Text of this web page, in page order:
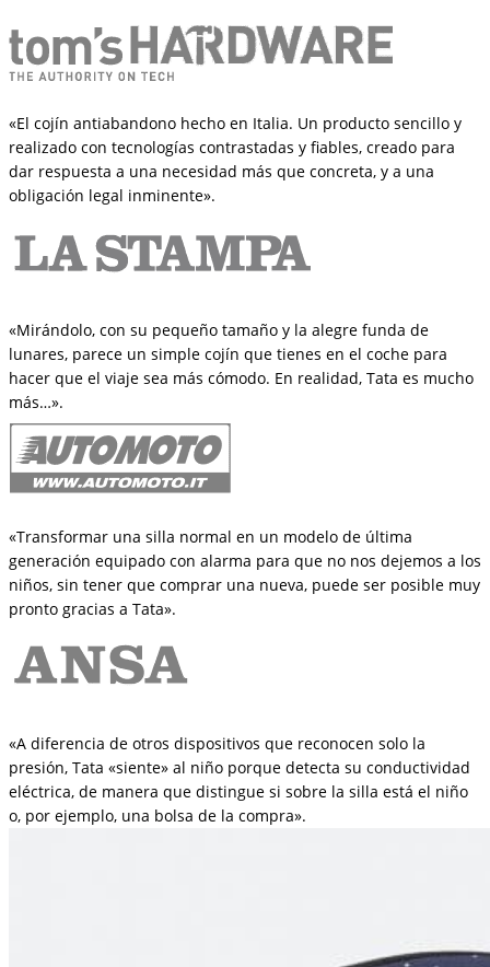
«El cojín antiabandono hecho en Italia. Un producto sencillo y
realizado con tecnologías contrastadas y fiables, creado para
dar respuesta a una necesidad más que concreta, y a una
obligación legal inminente».
«Mirándolo, con su pequeño tamaño y la alegre funda de
lunares, parece un simple cojín que tienes en el coche para
hacer que el viaje sea más cómodo. En realidad, Tata es mucho
más…».
«Transformar una silla normal en un modelo de última
generación equipado con alarma para que no nos dejemos a los
niños, sin tener que comprar una nueva, puede ser posible muy
pronto gracias a Tata».
«A diferencia de otros dispositivos que reconocen solo la
presión, Tata «siente» al niño porque detecta su conductividad
eléctrica, de manera que distingue si sobre la silla está el niño
o, por ejemplo, una bolsa de la compra».